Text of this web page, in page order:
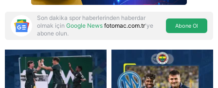
Reddet
Son dakika spor haberlerinden haberdar
olmak için Google News fotomac.com.tr'ye
abone olun.
Abone Ol